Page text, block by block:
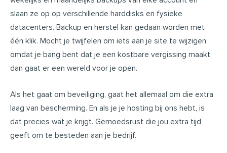
slaan ze op op verschillende harddisks en fysieke
datacenters. Backup en herstel kan gedaan worden met
één klik. Mocht je twijfelen om iets aan je site te wijzigen,
omdat je bang bent dat je een kostbare vergissing maakt,
dan gaat er een wereld voor je open.
Als het gaat om beveiliging, gaat het allemaal om die extra
laag van bescherming. En als je je hosting bij ons hebt, is
dat precies wat je krijgt. Gemoedsrust die jou extra tijd
geeft om te besteden aan je bedrijf.